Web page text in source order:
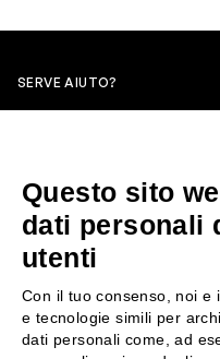
SERVE AIUTO?
SERVIZIO CLIENTI
Resi e rimborsi
Pagamenti
Questo sito
dati personali
utenti
Con il tuo consenso, noi e
e tecnologie simili per
dati personali come, ad